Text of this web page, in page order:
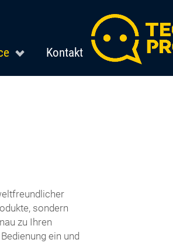
Kontakt
sondern
zu Ihren
ein und